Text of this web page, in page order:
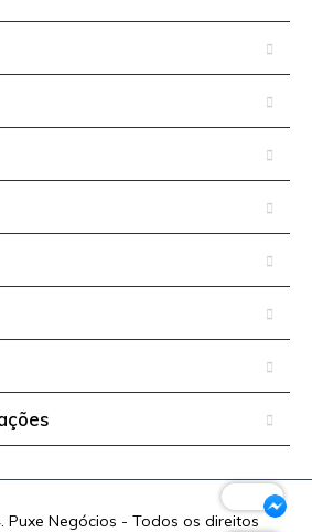
Puxe Negócios - Todos os direitos